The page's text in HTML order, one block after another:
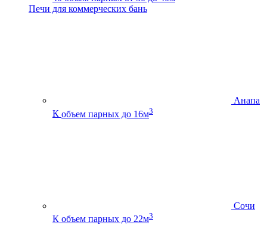
Печи для коммерческих бань
Анапа
К объем парных до 16м3
Сочи
К объем парных до 22м3